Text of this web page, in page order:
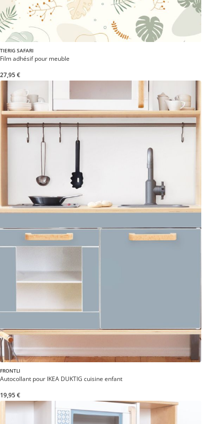
TIERIG SAFARI
Film adhésif pour meuble
27,95 €
FRONTLI
Autocollant pour IKEA DUKTIG cuisine enfant
19,95 €